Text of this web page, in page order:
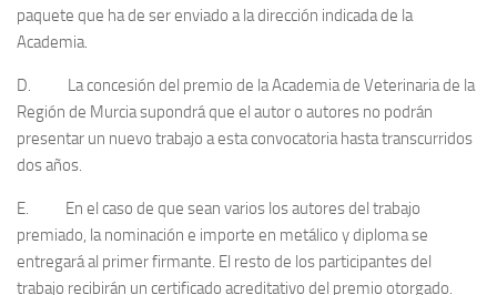
paquete que ha de ser enviado a la dirección indicada de la
Academia.
D. La concesión del premio de la Academia de Veterinaria de la
Región de Murcia supondrá que el autor o autores no podrán
presentar un nuevo trabajo a esta convocatoria hasta transcurridos
dos años.
E. En el caso de que sean varios los autores del trabajo
premiado, la nominación e importe en metálico y diploma se
entregará al primer firmante. El resto de los participantes del
trabajo recibirán un certificado acreditativo del premio otorgado.